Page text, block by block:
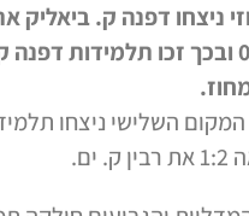
ניצחו דפנה ק. ביאליק
בתוצאה 0:2 ובכך זכו תלמידות
השלישי ניצחו